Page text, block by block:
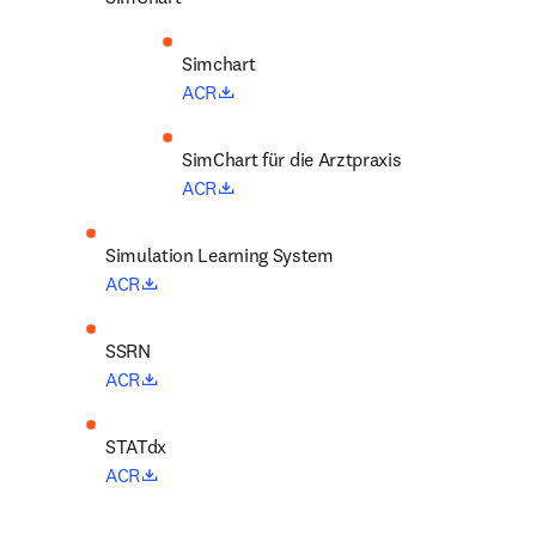
Simchart
ACR
SimChart für die Arztpraxis
ACR
ACR
ACR
ACR